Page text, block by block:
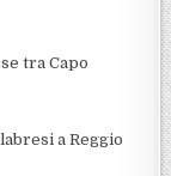
tra Capo
a Reggio